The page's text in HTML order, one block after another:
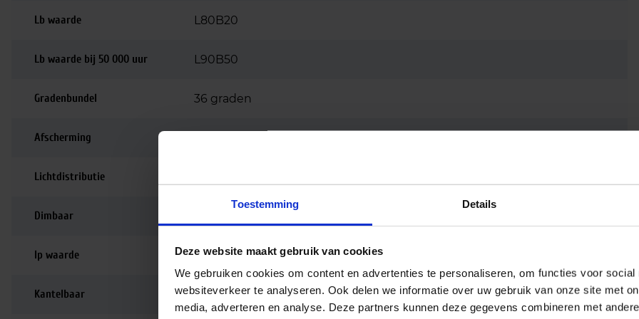
Toestemming Details
Deze website maakt gebruik van cookies
We gebruiken cookies om content en advertenties te personaliseren, om functies voor social
websiteverkeer te analyseren. Ook delen we informatie over uw gebruik van onze site met
media, adverteren en analyse. Deze partners kunnen deze gegevens combineren met
Lb waarde L80B20
Lb waarde bij 50 000 uur L90B50
Gradenbundel 36 graden
Afscherming
Lichtdistributie
Dimbaar
Ip waarde IP20
Kantelbaar 90 graden